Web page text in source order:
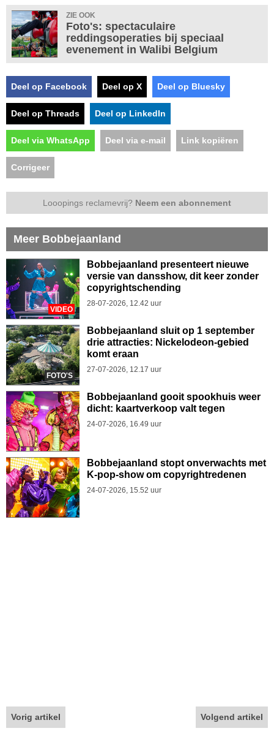
ZIE OOK
Foto's: spectaculaire
reddingsoperaties bij speciaal
evenement in Walibi Belgium
Deel op Facebook Deel op X Deel op Bluesky
Deel op Threads Deel op LinkedIn
Deel via WhatsApp Deel via e-mail Link kopiëren
Corrigeer
Looopings reclamevrij? Neem een abonnement
Meer Bobbejaanland
VIDEO
Bobbejaanland presenteert nieuwe
versie van dansshow, dit keer zonder
copyrightschending
28-07-2026, 12.42 uur
FOTO'S
Bobbejaanland sluit op 1 september
drie attracties: Nickelodeon-gebied
komt eraan
27-07-2026, 12.17 uur
Bobbejaanland gooit spookhuis weer
dicht: kaartverkoop valt tegen
24-07-2026, 16.49 uur
Bobbejaanland stopt onverwachts met
K-pop-show om copyrightredenen
24-07-2026, 15.52 uur
Vorig artikel Volgend artikel